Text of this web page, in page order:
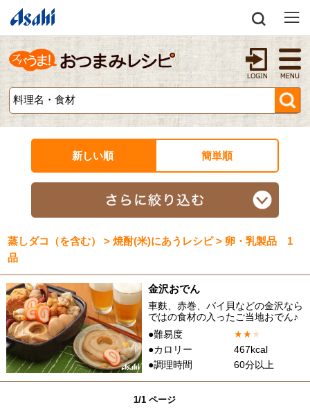
新しい順 簡単順
蒸しダコ（を含む） > 焼酎(米)にあうレシピ > 卵・乳製品 1
品
金沢おでん
車麩、赤巻、バイ貝などの金沢なら
ではの食材の入ったご当地おでん♪
●難易度
★★★
●カロリー
467kcal
●調理時間
60分以上
1/1 ページ